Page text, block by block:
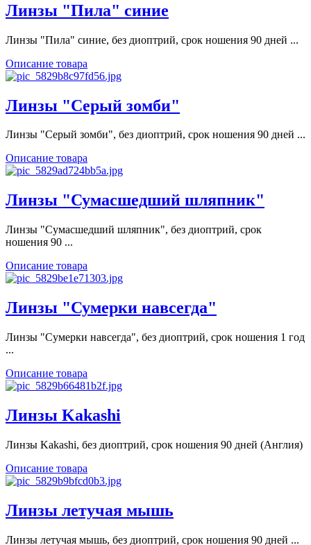
Линзы "Пила" синие
Линзы "Пила" синие, без диоптрий, срок ношения 90 дней ...
Описание товара
Линзы "Серый зомби"
Линзы "Серый зомби", без диоптрий, срок ношения 90 дней ...
Описание товара
Линзы "Сумасшедший шляпник"
Линзы "Сумасшедший шляпник", без диоптрий, срок
ношения 90 ...
Описание товара
Линзы "Сумерки навсегда"
Линзы "Сумерки навсегда", без диоптрий, срок ношения 1 год
...
Описание товара
Линзы Kakashi
Линзы Kakashi, без диоптрий, срок ношения 90 дней (Англия)
Описание товара
Линзы летучая мышь
Линзы летучая мышь, без диоптрий, срок ношения 90 дней ...